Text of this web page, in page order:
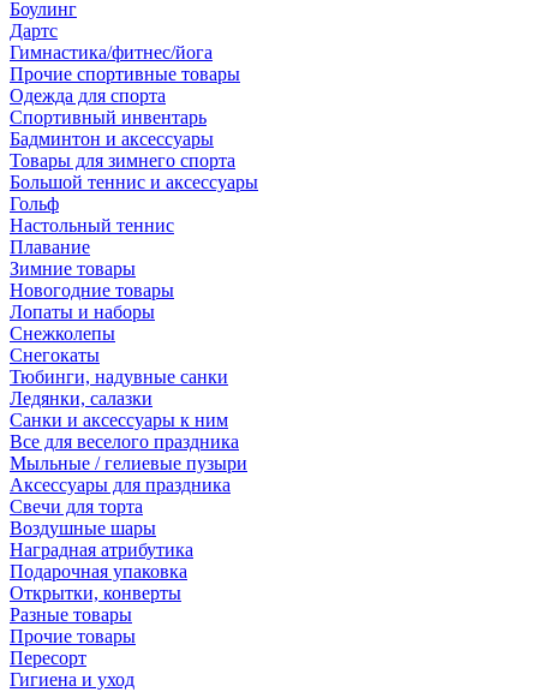
Боулинг
Дартс
Гимнастика/фитнес/йога
Прочие спортивные товары
Одежда для спорта
Спортивный инвентарь
Бадминтон и аксессуары
Товары для зимнего спорта
Большой теннис и аксессуары
Гольф
Настольный теннис
Плавание
Зимние товары
Новогодние товары
Лопаты и наборы
Снежколепы
Снегокаты
Тюбинги, надувные санки
Ледянки, салазки
Санки и аксессуары к ним
Все для веселого праздника
Мыльные / гелиевые пузыри
Аксессуары для праздника
Свечи для торта
Воздушные шары
Наградная атрибутика
Подарочная упаковка
Открытки, конверты
Разные товары
Прочие товары
Пересорт
Гигиена и уход